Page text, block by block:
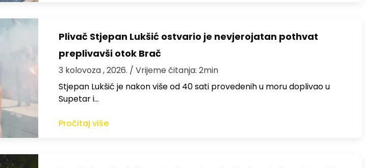
Plivač Stjepan Lukšić ostvario je nevjerojatan pothvat
preplivavši otok Brač
3 kolovoza , 2026. / Vrijeme čitanja: 2min
St​jepan Lukšić je nakon više od 40 sati provedenih u moru doplivao u
Supetar i…
Pročitaj više